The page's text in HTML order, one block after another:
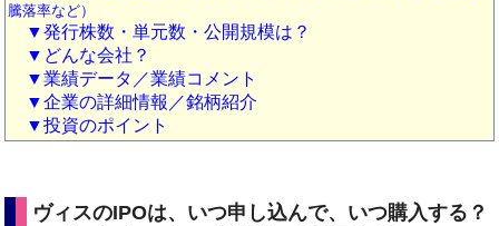
騰落率など）
▼発行株数・単元数・公開規模は？
▼どんな会社？
▼業績データ／業績コメント
▼企業の詳細情報／銘柄紹介
▼投資のポイント
ヴィスのIPOは、いつ申し込んで、いつ購入する？